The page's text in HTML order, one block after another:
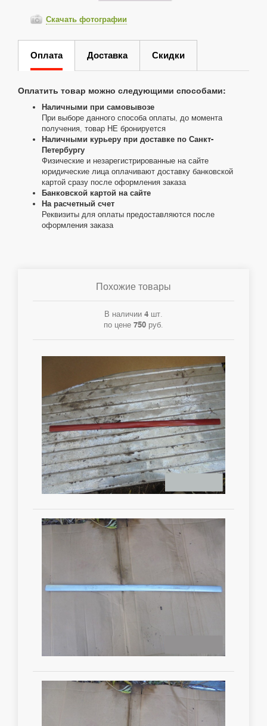
Скачать фотографии
Оплата Доставка Скидки
Оплатить товар можно следующими способами:
Наличными при самовывозе
При выборе данного способа оплаты, до момента
получения, товар НЕ бронируется
Наличными курьеру при доставке по Санкт-
Петербургу
Физические и незарегистрированные на сайте
юридические лица оплачивают доставку банковской
картой сразу после оформления заказа
Банковской картой на сайте
На расчетный счет
Реквизиты для оплаты предоставляются после
оформления заказа
Похожие товары
В наличии 4 шт.
по цене 750 руб.